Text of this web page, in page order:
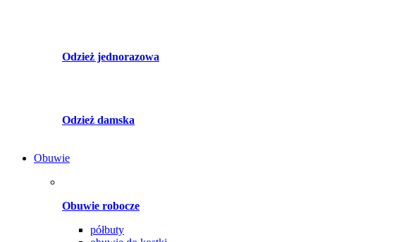
Odzież jednorazowa
Odzież damska
Obuwie
Obuwie robocze
półbuty